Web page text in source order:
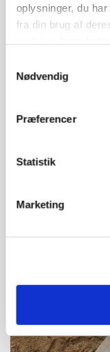
oplysninger, du
fra din brug af
Nødvendig
Præferencer
Statistik
Marketing